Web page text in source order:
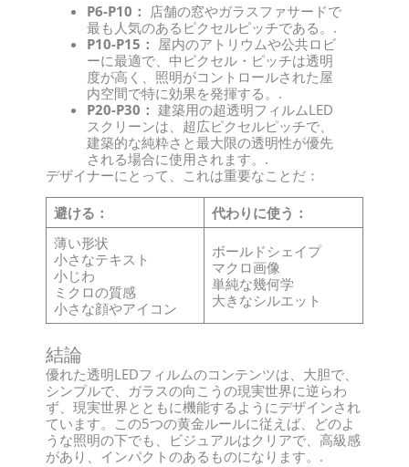
P6-P10： 店舗の窓やガラスファサードで
最も人気のあるピクセルピッチである。.
P10-P15： 屋内のアトリウムや公共ロビ
ーに最適で、中ピクセル・ピッチは透明
度が高く、照明がコントロールされた屋
内空間で特に効果を発揮する。.
P20-P30： 建築用の超透明フィルムLED
スクリーンは、超広ピクセルピッチで、
建築的な純粋さと最大限の透明性が優先
される場合に使用されます。.
デザイナーにとって、これは重要なことだ：
避ける：
代わりに使う：
薄い形状
小さなテキスト
小じわ
ミクロの質感
小さな顔やアイコン
ボールドシェイプ
マクロ画像
単純な幾何学
大きなシルエット
結論
優れた透明LEDフィルムのコンテンツは、大胆で、
シンプルで、ガラスの向こうの現実世界に逆らわ
ず、現実世界とともに機能するようにデザインされ
ています。この5つの黄金ルールに従えば、どのよ
うな照明の下でも、ビジュアルはクリアで、高級感
があり、インパクトのあるものになります。.